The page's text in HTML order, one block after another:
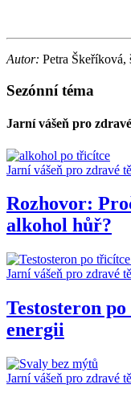
Autor: Petra Škeříková,
Sezónní téma
Jarní vášeň pro
Jarní vášeň pro zdravé
Rozhovor:
alkohol hůř?
Jarní vášeň pro zdravé
Testosteron
energii
Jarní vášeň pro zdravé